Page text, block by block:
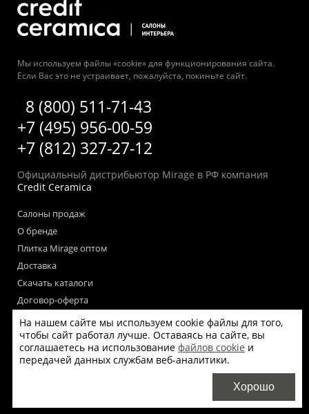
Мы используем файлы «cookie» для функционирования сайта.
Если Вас это не устраивает, пожалуйста, покиньте сайт.
8 (800) 511-71-43
+7 (495) 956-00-59
+7 (812) 327-27-12
Официальный дистрибьютор Mirage в РФ компания
Credit Ceramica
Салоны продаж
О бренде
Плитка Mirage оптом
Доставка
Скачать каталоги
Договор-оферта
Пользовательское соглашение
Согласие на обработку персональных данных
Согласие на получение рекламных материалов
Политика использования файлов cookie на сайте
На нашем сайте мы используем cookie файлы для того,
чтобы сайт работал лучше. Оставаясь на сайте, вы
соглашаетесь на использование файлов cookie и
передачей данных службам веб-аналитики.
Хорошо